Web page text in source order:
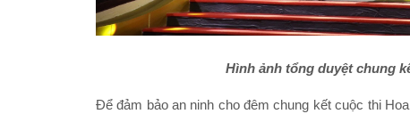
Hình ảnh tổng duyệt chung
Để đảm bảo an ninh cho đêm chung kết cuộc thi